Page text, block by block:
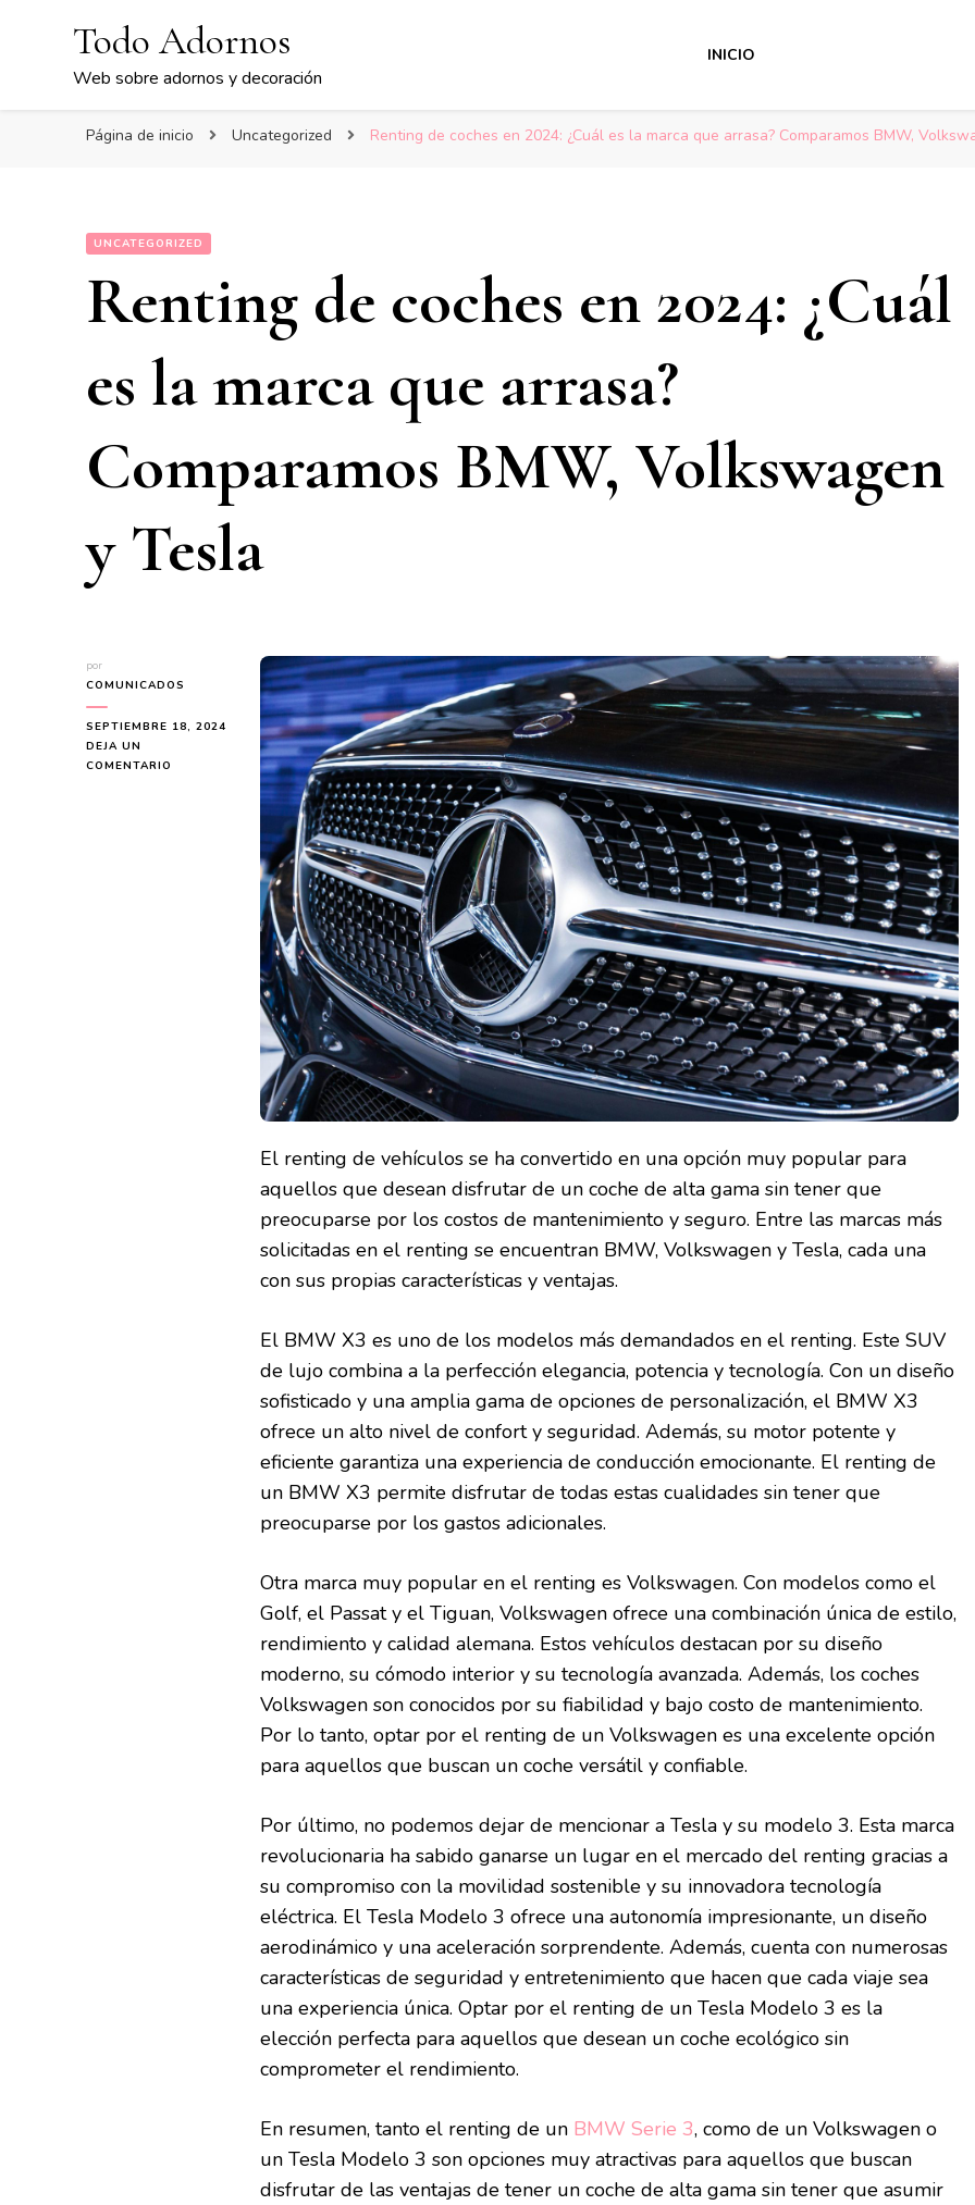
Todo Adornos
Web sobre adornos y decoración
INICIO
Página de inicio Uncategorized Renting de coches en 2024: ¿Cuál es la marca que arrasa? Comparamos BMW,
UNCATEGORIZED
Renting de coches en 2024: ¿Cuál
es la marca que arrasa?
Comparamos BMW, Volkswagen
y Tesla
por
COMUNICADOS
SEPTIEMBRE 18, 2024
DEJA UN
COMENTARIO
COMPARAMOS
El renting de vehículos se ha convertido en una opción muy popular para
aquellos que desean disfrutar de un coche de alta gama sin tener que
preocuparse por los costos de mantenimiento y seguro. Entre las marcas más
solicitadas en el renting se encuentran BMW, Volkswagen y Tesla, cada una
con sus propias características y ventajas.
El BMW X3 es uno de los modelos más demandados en el renting. Este SUV
de lujo combina a la perfección elegancia, potencia y tecnología. Con un diseño
sofisticado y una amplia gama de opciones de personalización, el BMW X3
ofrece un alto nivel de confort y seguridad. Además, su motor potente y
eficiente garantiza una experiencia de conducción emocionante. El renting de
un BMW X3 permite disfrutar de todas estas cualidades sin tener que
preocuparse por los gastos adicionales.
Otra marca muy popular en el renting es Volkswagen. Con modelos como el
Golf, el Passat y el Tiguan, Volkswagen ofrece una combinación única de estilo,
rendimiento y calidad alemana. Estos vehículos destacan por su diseño
moderno, su cómodo interior y su tecnología avanzada. Además, los coches
Volkswagen son conocidos por su fiabilidad y bajo costo de mantenimiento.
Por lo tanto, optar por el renting de un Volkswagen es una excelente opción
para aquellos que buscan un coche versátil y confiable.
Por último, no podemos dejar de mencionar a Tesla y su modelo 3. Esta marca
revolucionaria ha sabido ganarse un lugar en el mercado del renting gracias a
su compromiso con la movilidad sostenible y su innovadora tecnología
eléctrica. El Tesla Modelo 3 ofrece una autonomía impresionante, un diseño
aerodinámico y una aceleración sorprendente. Además, cuenta con numerosas
características de seguridad y entretenimiento que hacen que cada viaje sea
una experiencia única. Optar por el renting de un Tesla Modelo 3 es la
elección perfecta para aquellos que desean un coche ecológico sin
comprometer el rendimiento.
En resumen, tanto el renting de un BMW Serie 3, como de un Volkswagen o
un Tesla Modelo 3 son opciones muy atractivas para aquellos que buscan
disfrutar de las ventajas de tener un coche de alta gama sin tener que asumir